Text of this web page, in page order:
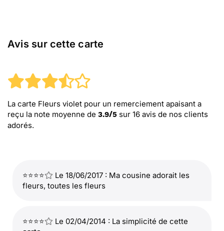
Avis sur cette carte
La carte Fleurs violet pour un remerciement apaisant a
reçu la note moyenne de 3.9/5 sur 16 avis de nos clients
adorés.
⭐⭐⭐⭐
Le 18/06/2017 : Ma cousine adorait les
fleurs, toutes les fleurs
⭐⭐⭐⭐
Le 02/04/2014 : La simplicité de cette